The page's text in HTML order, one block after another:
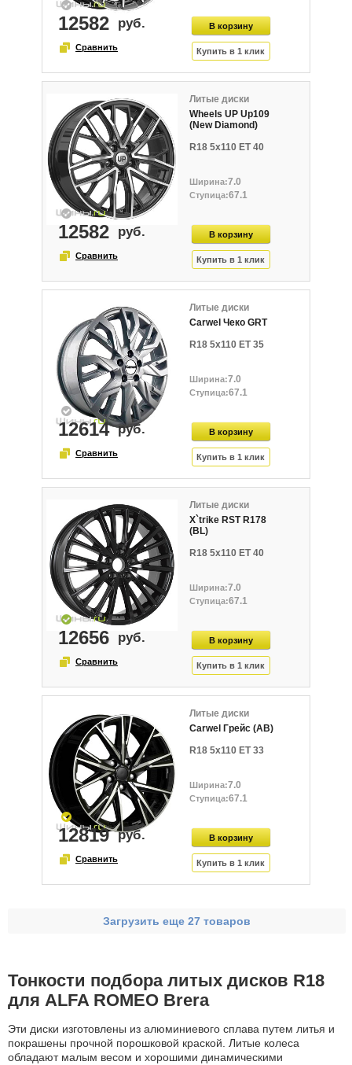
12582
Литые диски
Wheels UP Up109
(New Diamond)
R18 5x110 ET 40
7.0
67.1
12582
Литые диски
Carwel Чеко GRT
R18 5x110 ET 35
7.0
67.1
12614
Литые диски
X`trike RST R178
(BL)
R18 5x110 ET 40
7.0
67.1
12656
Литые диски
Carwel Грейс (AB)
R18 5x110 ET 33
7.0
67.1
12819
Загрузить еще 27 товаров
Тонкости подбора литых дисков R18
для ALFA ROMEO Brera
Эти диски изготовлены из алюминиевого сплава путем литья и
покрашены прочной порошковой краской. Литые колеса
обладают малым весом и хорошими динамическими